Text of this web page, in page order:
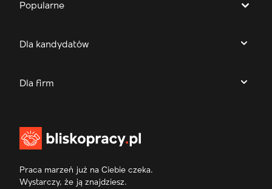
Praca marzeń już na Ciebie czeka.
Wystarczy, że ją znajdziesz.
Popularne
Dla kandydatów
Dla firm